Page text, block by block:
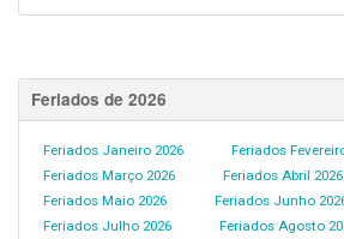
Feriados de 2026
Feriados Janeiro 2026
Feriados
Feriados Março 2026
Feriados Abril 2026
Feriados Maio 2026
Feriados Junho
Feriados Julho 2026
Feriados Agosto